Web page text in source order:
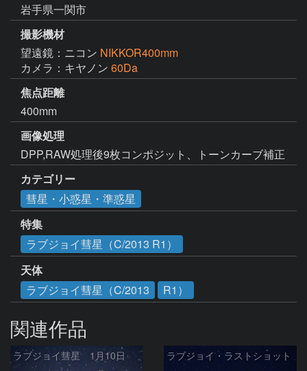
岩手県一関市
撮影機材
望遠鏡：ニコン NIKKOR400mm
カメラ：キヤノン 60Da
焦点距離
400mm
画像処理
DPP,RAW処理後9枚コンポジット、トーンカーブ補正
カテゴリー
彗星・小惑星・準惑星
特集
ラブジョイ彗星（C/2013 R1）
天体
ラブジョイ彗星（C/2013
R1）
関連作品
ラブジョイ彗星 1月10日 ラブジョイ・ラストショット